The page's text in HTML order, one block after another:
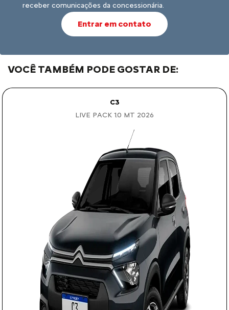
receber comunicações da concessionária.
Entrar em contato
VOCÊ TAMBÉM PODE GOSTAR DE:
C3
LIVE PACK 1.0 MT 2026